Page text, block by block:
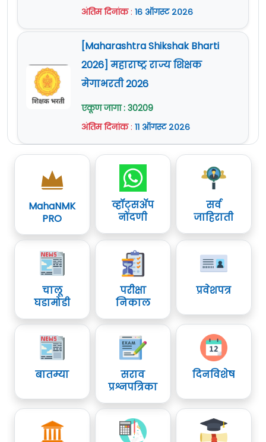
अंतिम दिनांक: १६ ऑगस्ट २०२६
[Maharashtra Shikshak Bharti
2026] महाराष्ट्र राज्य शिक्षक
मेगाभरती 2026
एकूण जागा : 30209
अंतिम दिनांक: ११ ऑगस्ट २०२६
MahaNMK
PRO
व्हॉट्सॲप
नोंदणी
सर्व
जाहिराती
चालू
घडामोडी
परीक्षा
निकाल
प्रवेशपत्र
बातम्या
सराव
प्रश्नपत्रिका
दिनविशेष